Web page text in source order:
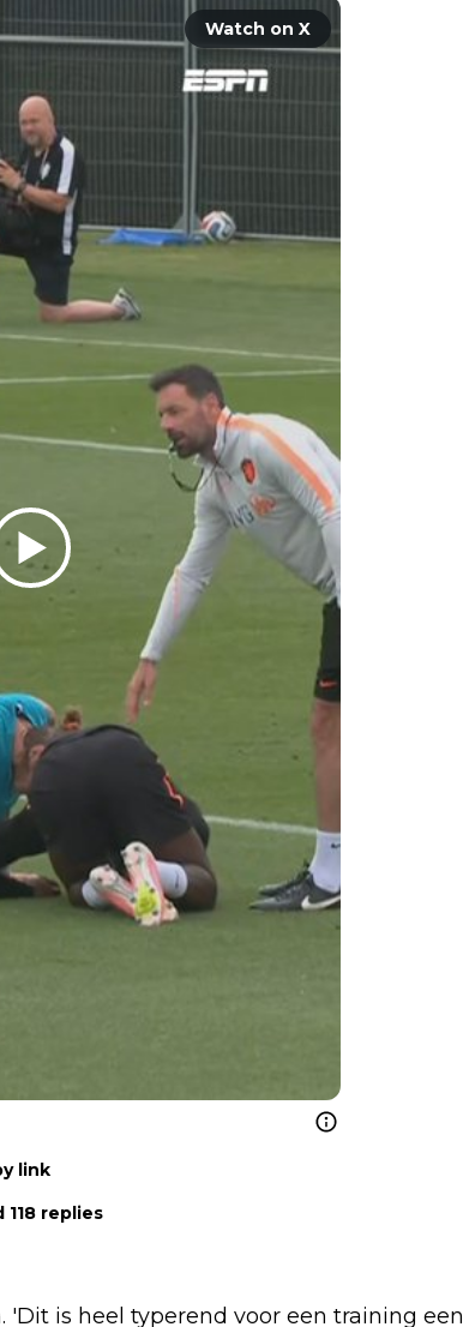
Watch on X
link
118 replies
is heel typerend voor een training een